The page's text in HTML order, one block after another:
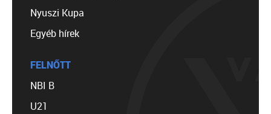
Nyuszi Kupa
Egyéb hírek
FELNŐTT
NBI B
U21